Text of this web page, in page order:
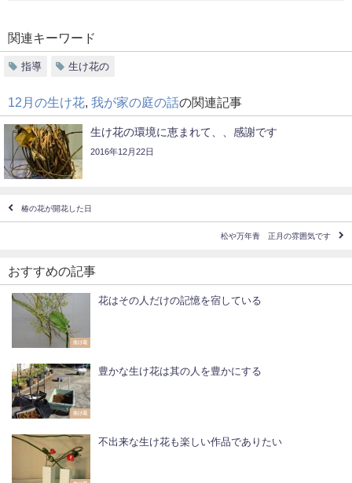
関連キーワード
指導 生け花の
12月の生け花 我が家の庭の話の関連記事
生け花の環境に恵まれて、、感謝です
2016年12月22日
椿の花が開花した日
松や万年青 正月の雰囲気です
おすすめの記事
生け花
花はその人だけの記憶を宿している
生け花
豊かな生け花は其の人を豊かにする
不出来な生け花も楽しい作品でありたい